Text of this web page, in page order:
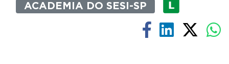
ACADEMIA DO SESI-SP